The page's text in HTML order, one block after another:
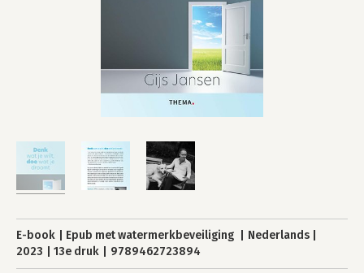
E-book Epub met watermerkbeveiliging
Nederlands
2023
13e druk 9789462723894